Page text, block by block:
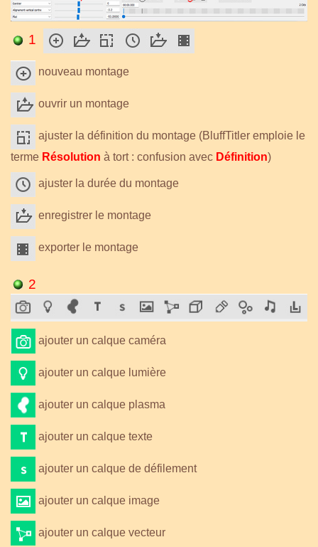
1
nouveau montage
ouvrir un montage
ajuster la définition du montage (BluffTitler emploie le
terme Résolution à tort : confusion avec Définition)
ajuster la durée du montage
enregistrer le montage
exporter le montage
2
ajouter un calque caméra
ajouter un calque lumière
ajouter un calque plasma
ajouter un calque texte
ajouter un calque de défilement
ajouter un calque image
ajouter un calque vecteur